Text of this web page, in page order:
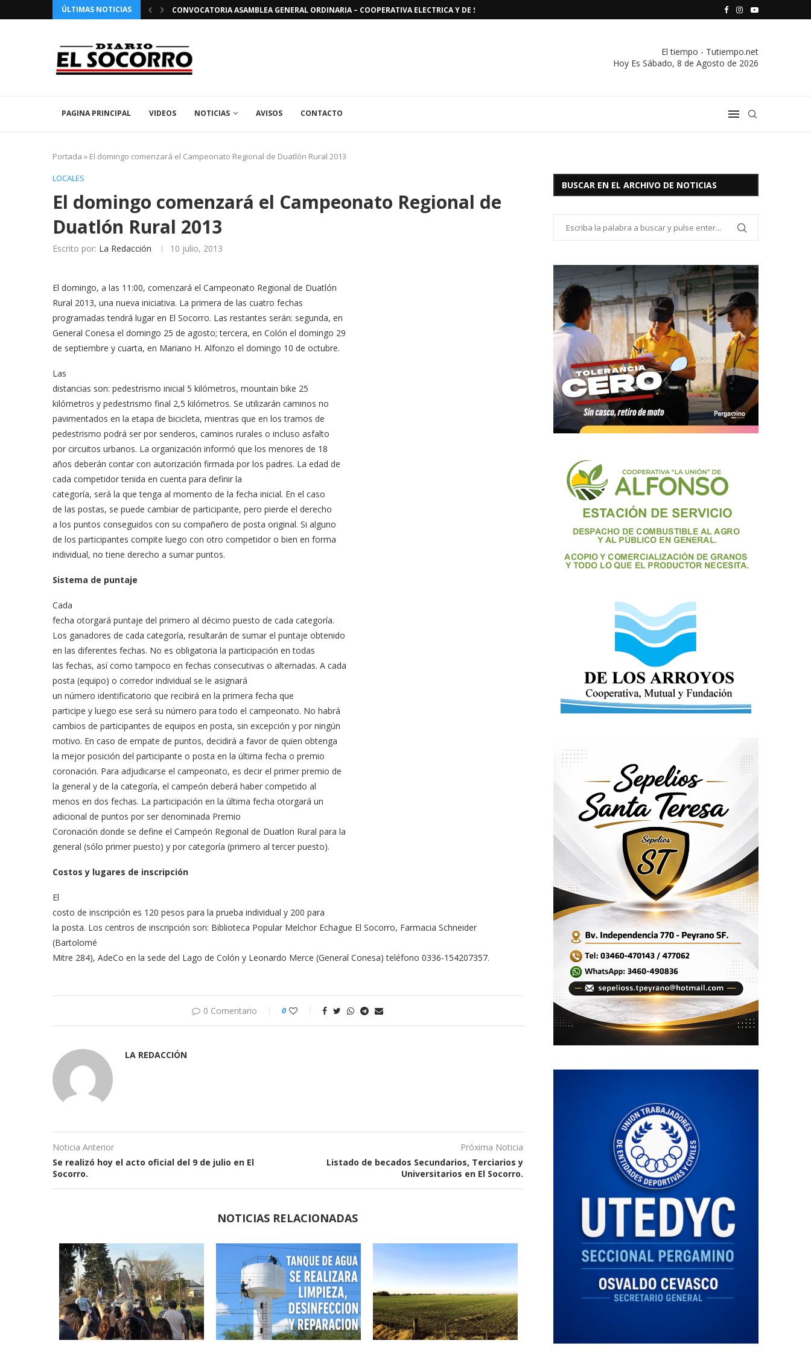
ÚLTIMAS NOTICIAS
PATRONALES 2026 EN EL SOCORRO CONVOCATORIA ASAMBLEA GENERAL ORDINARIA – COOPERATIVA ELECTRICA Y DE SERVICIOS PUBLICOS VIVIENDA Y CREDITO DE EL SOCORRO LTDA.
COMUNICADO IMPORTANTE DE LA COOPERATIVA
El tiempo - Tutiempo.net
Hoy Es Sábado, 8 de Agosto de 2026
PAGINA PRINCIPAL VIDEOS NOTICIAS AVISOS CONTACTO
Portada » El domingo comenzará el Campeonato Regional de Duatlón Rural 2013
LOCALES
El domingo comenzará el Campeonato Regional de
Duatlón Rural 2013
Escrito por: La Redacción 10 julio, 2013
El domingo, a las 11:00, comenzará el Campeonato Regional de Duatlón
Rural 2013, una nueva iniciativa. La primera de las cuatro fechas
programadas tendrá lugar en El Socorro. Las restantes serán: segunda, en
General Conesa el domingo 25 de agosto; tercera, en Colón el domingo 29
de septiembre y cuarta, en Mariano H. Alfonzo el domingo 10 de octubre.
Las
distancias son: pedestrismo inicial 5 kilómetros, mountain bike 25
kilómetros y pedestrismo final 2,5 kilómetros. Se utilizarán caminos no
pavimentados en la etapa de bicicleta, mientras que en los tramos de
pedestrismo podrá ser por senderos, caminos rurales o incluso asfalto
por circuitos urbanos. La organización informó que los menores de 18
años deberán contar con autorización firmada por los padres. La edad de
cada competidor tenida en cuenta para definir la
categoría, será la que tenga al momento de la fecha inicial. En el caso
de las postas, se puede cambiar de participante, pero pierde el derecho
a los puntos conseguidos con su compañero de posta original. Si alguno
de los participantes compite luego con otro competidor o bien en forma
individual, no tiene derecho a sumar puntos.
Sistema de puntaje
Cada
fecha otorgará puntaje del primero al décimo puesto de cada categoría.
Los ganadores de cada categoría, resultarán de sumar el puntaje obtenido
en las diferentes fechas. No es obligatoria la participación en todas
las fechas, así como tampoco en fechas consecutivas o alternadas. A cada
posta (equipo) o corredor individual se le asignará
un número identificatorio que recibirá en la primera fecha que
participe y luego ese será su número para todo el campeonato. No habrá
cambios de participantes de equipos en posta, sin excepción y por ningún
motivo. En caso de empate de puntos, decidirá a favor de quien obtenga
la mejor posición del participante o posta en la última fecha o premio
coronación. Para adjudicarse el campeonato, es decir el primer premio de
la general y de la categoría, el campeón deberá haber competido al
menos en dos fechas. La participación en la última fecha otorgará un
adicional de puntos por ser denominada Premio
Coronación donde se define el Campeón Regional de Duatlon Rural para la
general (sólo primer puesto) y por categoría (primero al tercer puesto).
Costos y lugares de inscripción
El
costo de inscripción es 120 pesos para la prueba individual y 200 para
la posta. Los centros de inscripción son: Biblioteca Popular Melchor Echague El Socorro, Farmacia Schneider
(Bartolomé
Mitre 284), AdeCo en la sede del Lago de Colón y Leonardo Merce (General Conesa) teléfono 0336-154207357.
0 Comentario 0
LA REDACCIÓN
Noticia Anterior
Se realizó hoy el acto oficial del 9 de julio en El
Socorro.
Próxima Noticia
Listado de becados Secundarios, Terciarios y
Universitarios en El Socorro.
NOTICIAS RELACIONADAS
BUSCAR EN EL ARCHIVO DE NOTICIAS